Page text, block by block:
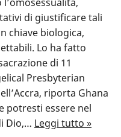
di giustificare tali
chiave biologica,
Lo ha fatto
di 11
Presbyterian
riporta Ghana
potresti essere nel
Dio,… Leggi tutto »